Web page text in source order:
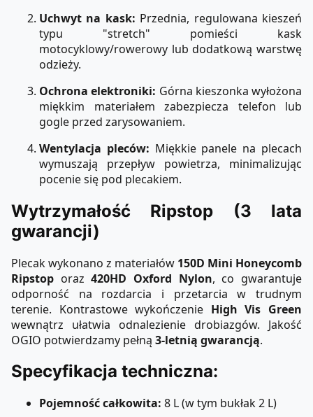
Uchwyt na kask: Przednia, regulowana kieszeń
typu "stretch" pomieści kask
motocyklowy/rowerowy lub dodatkową warstwę
odzieży.
Ochrona elektroniki: Górna kieszonka wyłożona
miękkim materiałem zabezpiecza telefon lub
gogle przed zarysowaniem.
Wentylacja pleców: Miękkie panele na plecach
wymuszają przepływ powietrza, minimalizując
pocenie się pod plecakiem.
Wytrzymałość Ripstop (3 lata
gwarancji)
Plecak wykonano z materiałów 150D Mini Honeycomb
Ripstop oraz420HD Oxford Nylon, co gwarantuje
odporność na rozdarcia i przetarcia w trudnym
terenie. Kontrastowe wykończenie High Vis Green
wewnątrz ułatwia odnalezienie drobiazgów. Jakość
OGIO potwierdzamy pełną 3-letnią gwarancją.
Specyfikacja techniczna:
Pojemność całkowita: 8 L (w tym bukłak 2 L)